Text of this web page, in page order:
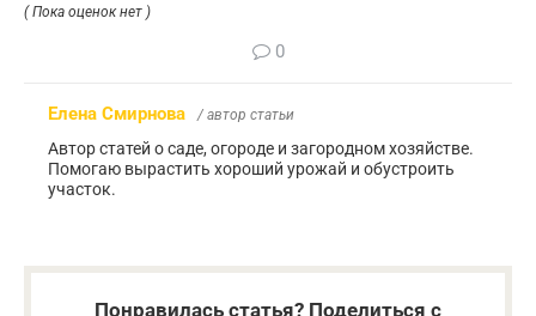
( Пока оценок нет )
0
Елена Смирнова / автор статьи
Автор статей о саде, огороде и загородном хозяйстве.
Помогаю вырастить хороший урожай и обустроить
участок.
Понравилась статья? Поделиться с